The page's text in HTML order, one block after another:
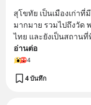
สุโขทัย เป็นเมืองเก่า
มากมาย รวมไปถึงวั
ไทย และยังเป็นสถาน
อ่านต่อ
4
4 บันทึก